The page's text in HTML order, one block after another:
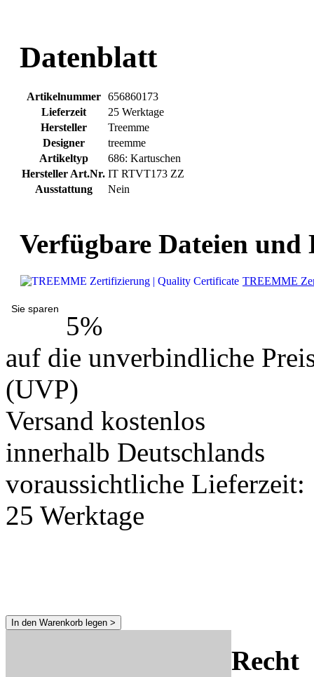
Datenblatt
Artikelnummer
656860173
Lieferzeit
25 Werktage
Hersteller
Treemme
Designer
treemme
Artikeltyp
686: Kartuschen
Hersteller Art.Nr. IT RTVT173 ZZ
Ausstattung
Nein
Verfügbare Dateien
TREEMME
Sie sparen
5%
auf die unverbindliche
(UVP)
Versand kostenlos
innerhalb Deutschlands
voraussichtliche Lieferzeit:
25 Werktage
In den Warenkorb legen >
Recht